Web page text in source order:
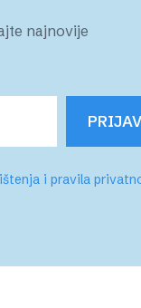
najnovije
i pravila